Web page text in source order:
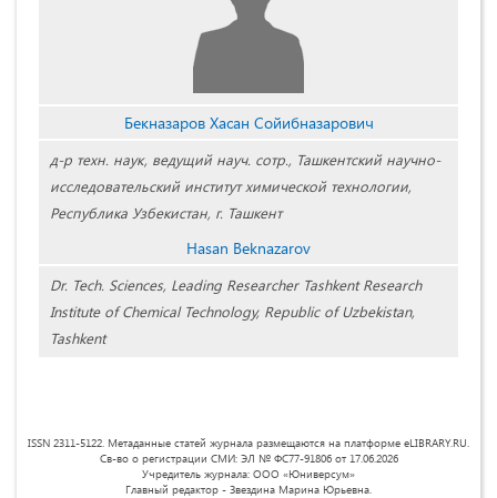
Бекназаров Хасан Сойибназарович
д-р техн. наук, ведущий науч. сотр., Ташкентский научно-
исследовательский институт химической технологии,
Республика Узбекистан, г. Ташкент
Hasan Beknazarov
Dr. Tech. Sciences, Leading Researcher Tashkent Research
Institute of Chemical Technology, Republic of Uzbekistan,
Tashkent
ISSN 2311-5122. Метаданные статей журнала размещаются на платформе eLIBRARY.RU.
Св-во о регистрации СМИ: ЭЛ № ФС77-91806 от 17.06.2026
Учредитель журнала: ООО «Юниверсум»
Главный редактор - Звездина Марина Юрьевна.